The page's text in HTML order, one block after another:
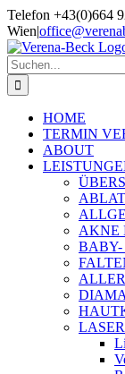
Skip
to
content
Telefon +43(0)664
Wien|
Suche
nach:
HOME
TERMIN
ABOUT
AKNE
BABY-
LASER